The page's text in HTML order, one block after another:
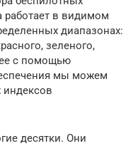
работает в видимом
диапазонах:
зеленого,
c помощью
мы можем
индексов
десятки. Они